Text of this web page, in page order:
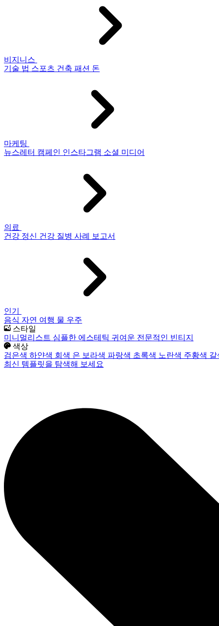
비지니스
기술 법 스포츠 건축 패션 돈
마케팅
뉴스레터 캠페인 인스타그램 소셜 미디어
의료
건강 정신 건강 질병 사례 보고서
인기
음식 자연 여행 물 우주
스타일
미니멀리스트 심플한 에스테틱 귀여운 전문적인 빈티지
색상
검은색 하얀색 회색 은 보라색 파랑색 초록색 노란색 주황색
최신 템플릿을 탐색해 보세요